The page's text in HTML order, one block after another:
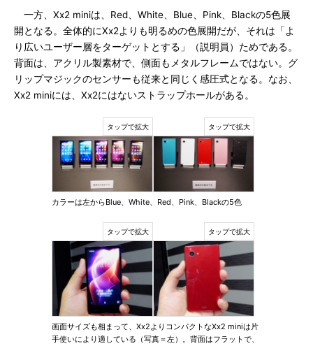
一方、Xx2 miniは、Red、White、Blue、Pink、Blackの5色展
開となる。全体的にXx2よりも明るめの色展開だが、それは「よ
り広いユーザー層をターゲットとする」（説明員）ためである。
背面は、アクリル製素材で、側面もメタルフレームではない。グ
リップマジックのセンサーも従来と同じく感圧式となる。なお、
Xx2 miniには、Xx2にはないストラップホールがある。
カラーは左からBlue、White、Red、Pink、Blackの5色
画面サイズも相まって、Xx2よりコンパクトなXx2 miniは片
手使いにより適している（写真＝左）。背面はフラットで、